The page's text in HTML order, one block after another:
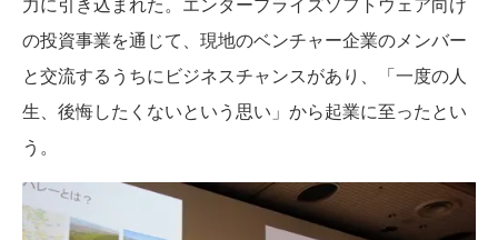
の投資事業を通じて、現地のベンチャー企業のメンバー
と交流するうちにビジネスチャンスがあり、「一度の人
生、後悔したくないという思い」から起業に至ったとい
う。